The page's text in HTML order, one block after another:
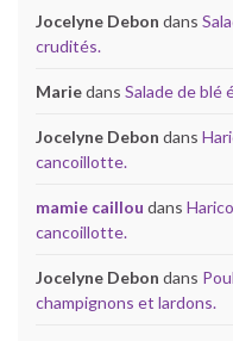
Jocelyne Debon dans
crudités.
Mariedans Salade de blé
Jocelyne Debon dans
cancoillotte.
mamie caillou dans
cancoillotte.
Jocelyne Debon dans
champignons et lardons.